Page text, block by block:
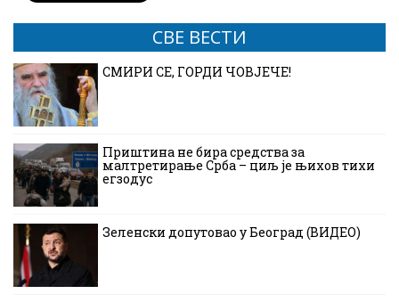
СВЕ ВЕСТИ
СМИРИ СЕ, ГОРДИ ЧОВЈЕЧЕ!
Приштина не бира средства за
малтретирање Срба – циљ је њихов тихи
егзодус
Зеленски допутовао у Београд (ВИДЕО)